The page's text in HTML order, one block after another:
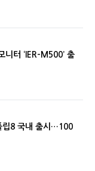
니터 ‘IER-M500’ 출
립8 국내 출시…100